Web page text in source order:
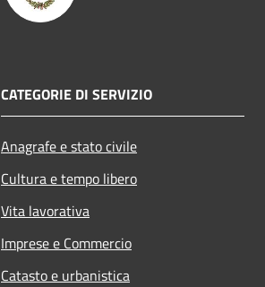
CATEGORIE DI SERVIZIO
Anagrafe e stato civile
Cultura e tempo libero
Vita lavorativa
Imprese e Commercio
Catasto e urbanistica